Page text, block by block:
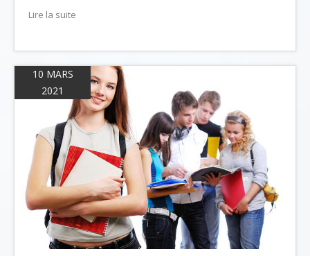
Lire la suite
10 MARS
2021